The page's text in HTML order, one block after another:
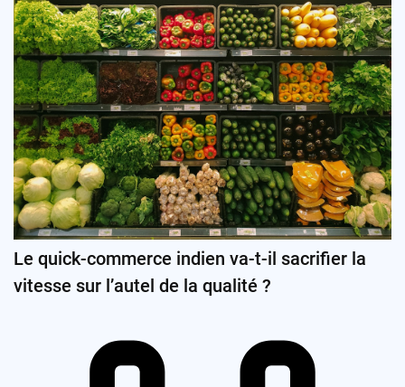
Le quick-commerce indien va-t-il sacrifier la
vitesse sur l’autel de la qualité ?